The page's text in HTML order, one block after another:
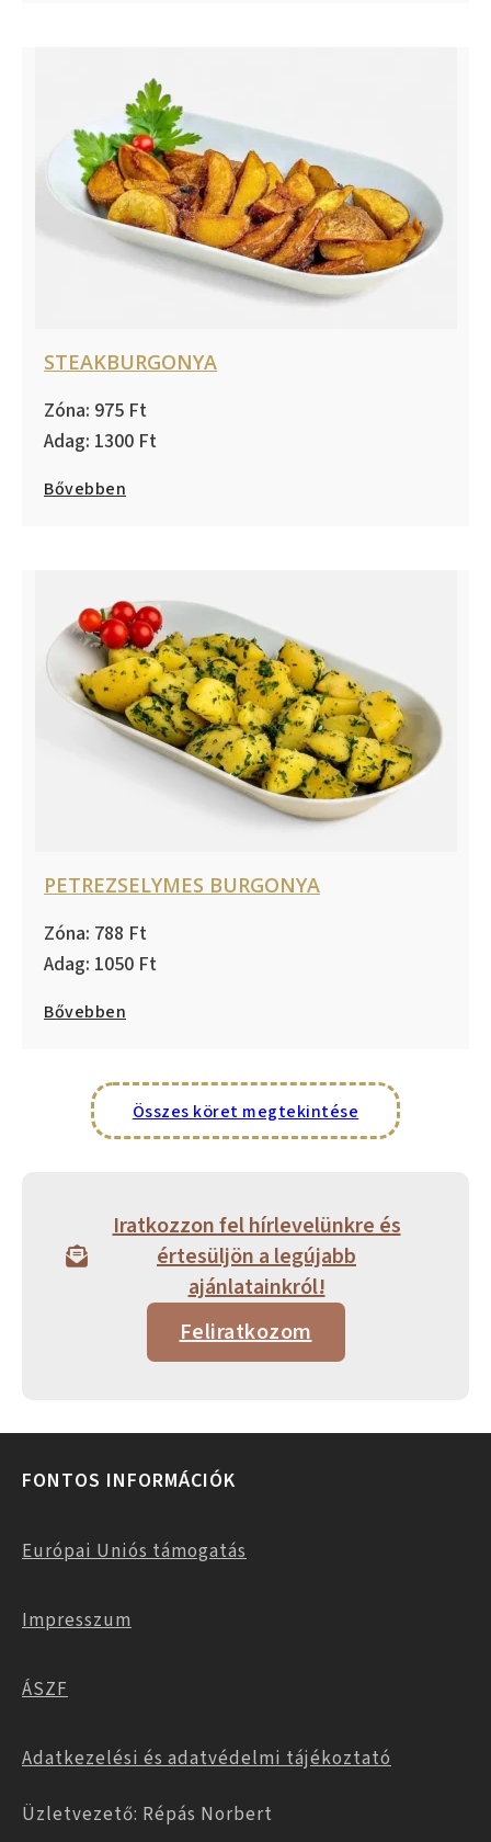
STEAKBURGONYA
975
1300
Bővebben
PETREZSELYMES BURGONYA
788
1050
Bővebben
Összes köret megtekintése
Iratkozzon fel hírlevelünkre és
értesüljön a legújabb
ajánlatainkról!
Feliratkozom
FONTOS INFORMÁCIÓK
Európai Uniós támogatás
Impresszum
ÁSZF
Adatkezelési és adatvédelmi tájékoztató
Üzletvezető: Répás Norbert